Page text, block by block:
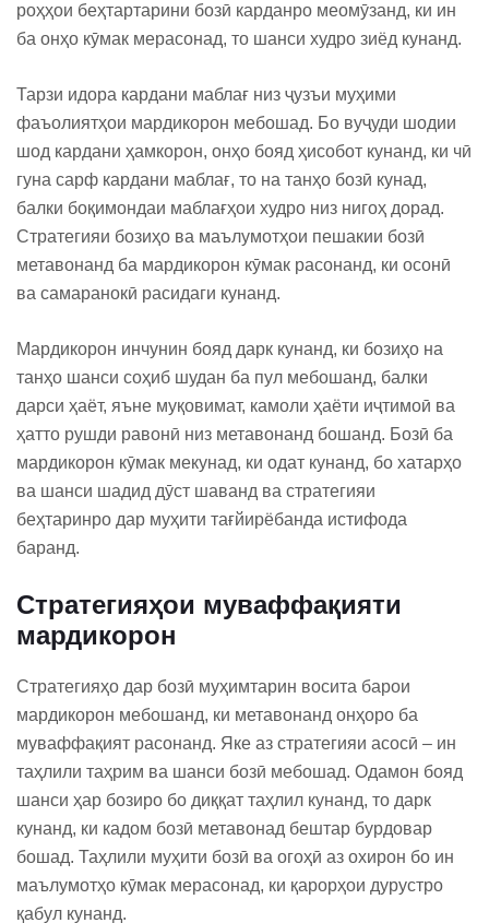
роҳҳои беҳтартарини бозӣ карданро меомӯзанд, ки ин
ба онҳо кӯмак мерасонад, то шанси худро зиёд кунанд.
Тарзи идора кардани маблағ низ ҷузъи муҳими
фаъолиятҳои мардикорон мебошад. Бо вуҷуди шодии
шод кардани ҳамкорон, онҳо бояд ҳисобот кунанд, ки чӣ
гуна сарф кардани маблағ, то на танҳо бозӣ кунад,
балки боқимондаи маблағҳои худро низ нигоҳ дорад.
Стратегияи бозиҳо ва маълумотҳои пешакии бозӣ
метавонанд ба мардикорон кӯмак расонанд, ки осонӣ
ва самаранокӣ расидаги кунанд.
Мардикорон инчунин бояд дарк кунанд, ки бозиҳо на
танҳо шанси соҳиб шудан ба пул мебошанд, балки
дарси ҳаёт, яъне муқовимат, камоли ҳаёти иҷтимоӣ ва
ҳатто рушди равонӣ низ метавонанд бошанд. Бозӣ ба
мардикорон кӯмак мекунад, ки одат кунанд, бо хатарҳо
ва шанси шадид дӯст шаванд ва стратегияи
беҳтаринро дар муҳити тағйирёбанда истифода
баранд.
Стратегияҳои муваффақияти
мардикорон
Стратегияҳо дар бозӣ муҳимтарин восита барои
мардикорон мебошанд, ки метавонанд онҳоро ба
муваффақият расонанд. Яке аз стратегияи асосӣ – ин
таҳлили таҳрим ва шанси бозӣ мебошад. Одамон бояд
шанси ҳар бозиро бо диққат таҳлил кунанд, то дарк
кунанд, ки кадом бозӣ метавонад бештар бурдовар
бошад. Таҳлили муҳити бозӣ ва огоҳӣ аз охирон бо ин
маълумотҳо кӯмак мерасонад, ки қарорҳои дурустро
қабул кунанд.